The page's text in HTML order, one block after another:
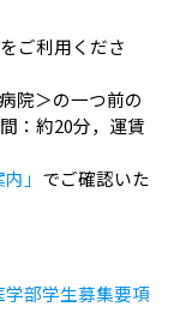
ご利用くださ
院＞の一つ前の
：約20分，運賃
」 でご確認いた
部学生募集要項